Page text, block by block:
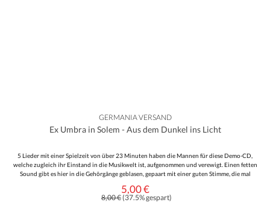
GERMANIA VERSAND
Ex Umbra in Solem - Aus dem Dunkel ins Licht
5 Lieder mit einer Spielzeit von über 23 Minuten haben die Mannen für diese Demo-CD,
welche zugleich ihr Einstand in die Musikwelt ist, aufgenommen und verewigt. Einen fetten
Sound gibt es hier in die Gehörgänge geblasen, gepaart mit einer guten Stimme, die mal
erinnert. Alles in allem eine sehr gelungene Scheibe, welche im schönen Pappschuber daher
kommt. Ein Teil des Erlöses geht an inhaftierte Kameraden, also tut ihr mit dem Kauf
Verkaufspreis:
5,00 €
Regulärer Preis:
8,00 €(37.5% gespart)